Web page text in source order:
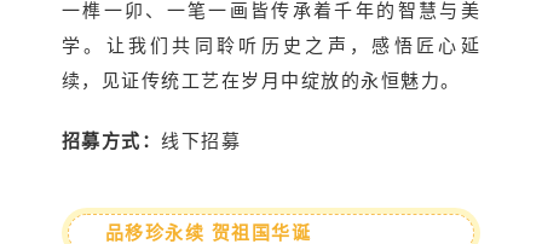
一榫一卯、一笔一画皆传承着千年的智慧与美
学。让我们共同聆听历史之声，感悟匠心延
续，见证传统工艺在岁月中绽放的永恒魅力。
招募方式： 线下招募
品移珍永续 贺祖国华诞